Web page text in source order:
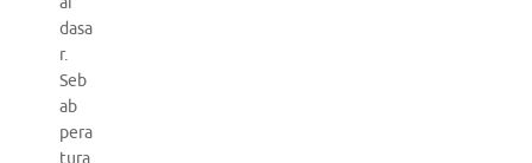
dasa
r.
Seb
ab
pera
tura